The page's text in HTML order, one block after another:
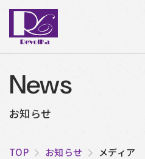
News
お知らせ
TOP お知らせ メディア